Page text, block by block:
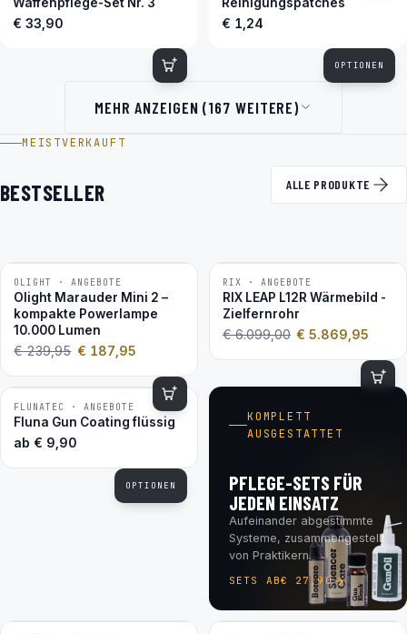
€ 33,90 € 1,24
OPTIONEN
MEHR ANZEIGEN (167 WEITERE)
MEISTVERKAUFT
BESTSELLER ALLE PRODUKTE
−22 %
OLIGHT · ANGEBOTE
Olight Marauder Mini 2 –
kompakte Powerlampe
10.000 Lumen
€239,95 € 187,95
−4 %
RIX · ANGEBOTE
RIX LEAP L12R Wärmebild -
Zielfernrohr
€6.099,00 € 5.869,95
BESTSELLER
FLUNATEC · ANGEBOTE
Fluna Gun Coating flüssig
ab € 9,90
OPTIONEN
KOMPLETT
AUSGESTATTET
PFLEGE-SETS FÜR
JEDEN EINSATZ
Aufeinander abgestimmte
Systeme, zusammengestellt
von Praktikern.
SETS AB€ 27,90